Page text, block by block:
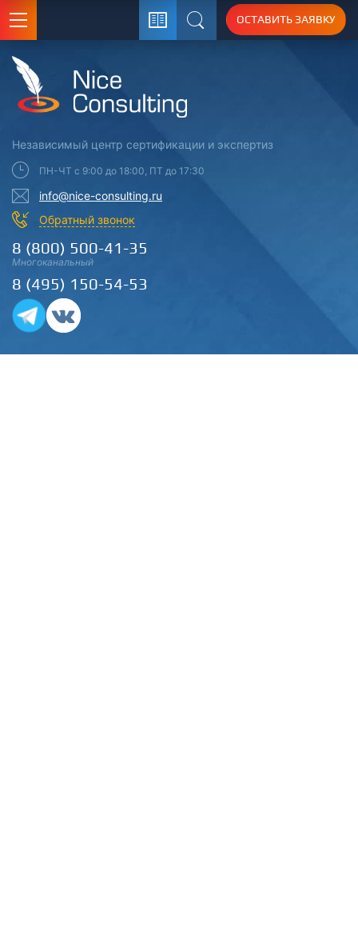
Поиск
ОСТАВИТЬ ЗАЯВКУ
Независимый центр сертификации и экспертиз
ПН-ЧТ с 9:00 до 18:00, ПТ до 17:30
info@nice-consulting.ru
Обратный звонок
8 (800) 500-41-35
Многоканальный
8 (495) 150-54-53